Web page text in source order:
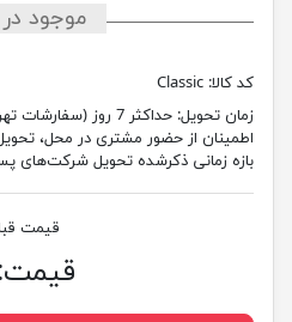
موجود در
کد کالا: Classic
زمان تحویل:
حداکثر 7 روز
اطمینان از حضور مشتری در محل،
بازه زمانی ذکرشده تحویل شرکت‌های
قیمت